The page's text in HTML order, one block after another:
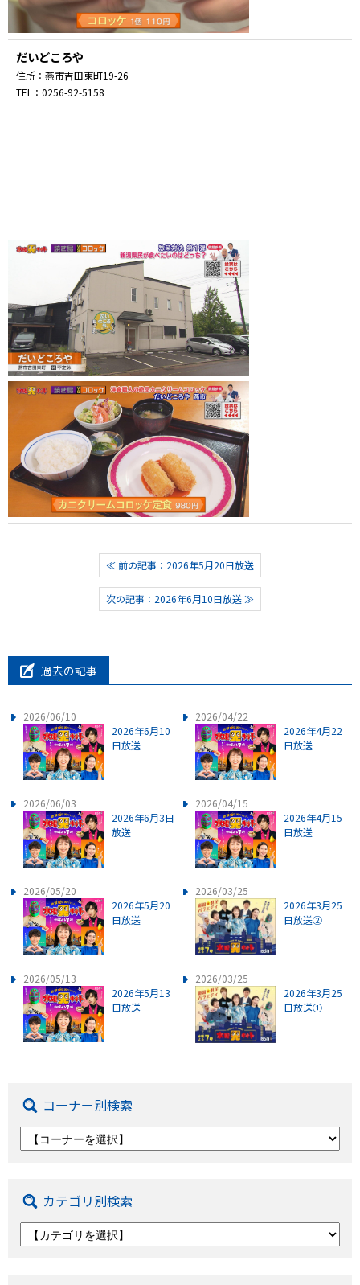
だいどころや
住所：燕市吉田東町19-26
TEL：0256-92-5158
≪ 前の記事：2026年5月20日放送
次の記事：2026年6月10日放送 ≫
過去の記事
2026/06/10
2026年6月10
日放送
2026/06/03
2026年6月3日
放送
2026/05/20
2026年5月20
日放送
2026/05/13
2026年5月13
日放送
2026/04/22
2026年4月22
日放送
2026/04/15
2026年4月15
日放送
2026/03/25
2026年3月25
日放送②
2026/03/25
2026年3月25
日放送①
コーナー別検索
カテゴリ別検索